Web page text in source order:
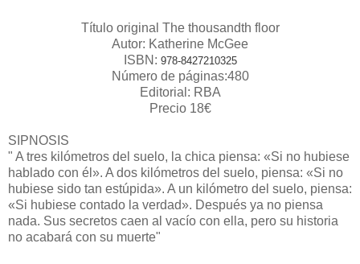
Título original The thousandth floor
Autor: Katherine McGee
ISBN: 978-8427210325
Número de páginas:480
Editorial: RBA
Precio 18€
SIPNOSIS
" A tres kilómetros del suelo, la chica piensa: «Si no hubiese
hablado con él». A dos kilómetros del suelo, piensa: «Si no
hubiese sido tan estúpida». A un kilómetro del suelo, piensa:
«Si hubiese contado la verdad». Después ya no piensa
nada. Sus secretos caen al vacío con ella, pero su historia
no acabará con su muerte"